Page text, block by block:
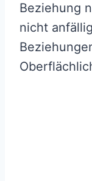
Beziehung
nicht